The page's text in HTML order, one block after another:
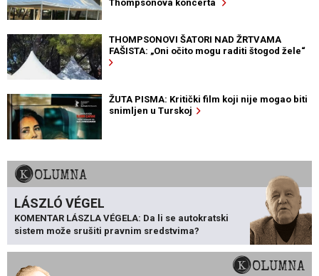
Thompsonova koncerta
THOMPSONOVI ŠATORI NAD ŽRTVAMA
FAŠISTA: „Oni očito mogu raditi štogod žele“
ŽUTA PISMA: Kritički film koji nije mogao biti
snimljen u Turskoj
KOLUMNA
LÁSZLÓ VÉGEL
KOMENTAR LÁSZLA VÉGELA: Da li se autokratski
sistem može srušiti pravnim sredstvima?
KOLUMNA